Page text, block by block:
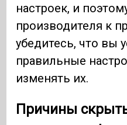
настроек, и
производителя к
убедитесь, что вы
правильные
изменять их.
Причины